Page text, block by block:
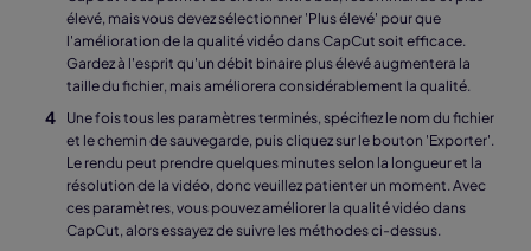
élevé, mais vous devez sélectionner 'Plus élevé' pour que
l'amélioration de la qualité vidéo dans CapCut soit efficace.
Gardez à l'esprit qu'un débit binaire plus élevé augmentera la
taille du fichier, mais améliorera considérablement la qualité.
Une fois tous les paramètres terminés, spécifiez le nom du fichier
et le chemin de sauvegarde, puis cliquez sur le bouton 'Exporter'.
Le rendu peut prendre quelques minutes selon la longueur et la
résolution de la vidéo, donc veuillez patienter un moment. Avec
ces paramètres, vous pouvez améliorer la qualité vidéo dans
CapCut, alors essayez de suivre les méthodes ci-dessus.